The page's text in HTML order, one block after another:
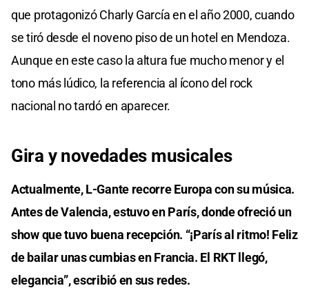
que protagonizó Charly García en el año 2000, cuando
se tiró desde el noveno piso de un hotel en Mendoza.
Aunque en este caso la altura fue mucho menor y el
tono más lúdico, la referencia al ícono del rock
nacional no tardó en aparecer.
Gira y novedades musicales
Actualmente, L-Gante recorre Europa con su música.
Antes de Valencia, estuvo en París, donde ofreció un
show que tuvo buena recepción. “¡París al ritmo! Feliz
de bailar unas cumbias en Francia. El RKT llegó,
elegancia”, escribió en sus redes.